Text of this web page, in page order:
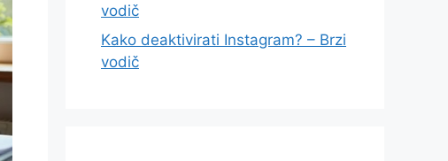
vodič
Kako deaktivirati Instagram? – Brzi
vodič